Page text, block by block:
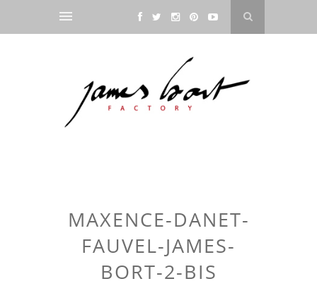
MAXENCE-DANET-
FAUVEL-JAMES-
BORT-2-BIS